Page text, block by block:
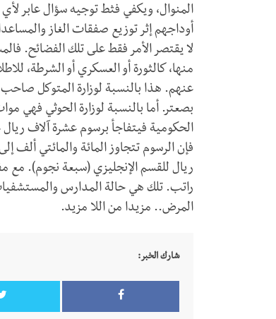
المنوال، ويكفي فثط توجيه سؤال عابر
أوداجهم إثر توزيع صفقات الغاز
لا يقتصر الأمر فقط على تلك الفضائح.
منها، كالثورة أو العسكري أو الشرطة،
عنهم. هذا بالنسبة لوزارة المتوكل
بصعتر. أما بالنسبة لوزارة الحوثي
الحكومية فيتفاجأ برسوم عشرة آلاف
فإن الرسوم تتجاوز المائة والمائتي
ريال للقسم الإنجليزي (سبعة نجوم). مع
راتب. تلك هي حالة المدارس
المرض.. مزيدا من اللا مزيد.
شارك الخبر: